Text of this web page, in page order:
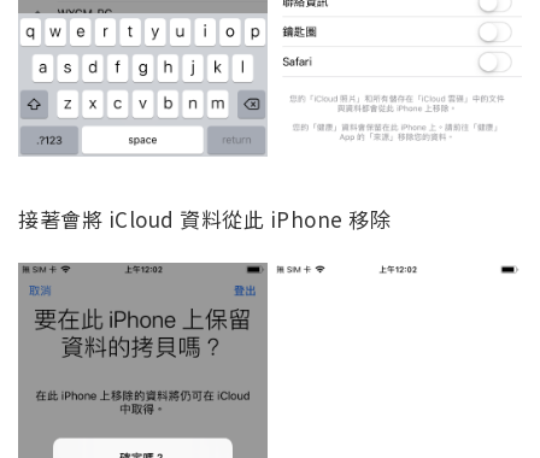
接著會將 iCloud 資料從此 iPhone 移除